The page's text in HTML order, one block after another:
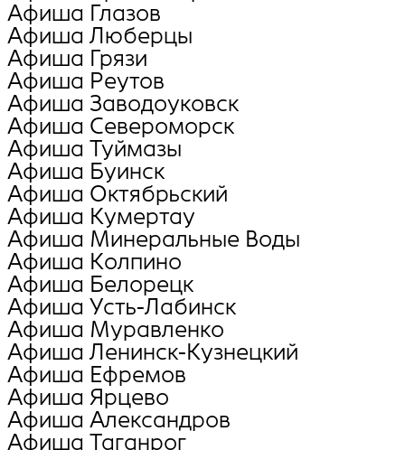
Афиша Глазов
Афиша Люберцы
Афиша Грязи
Афиша Реутов
Афиша Заводоуковск
Афиша Североморск
Афиша Туймазы
Афиша Буинск
Афиша Октябрьский
Афиша Кумертау
Афиша Минеральные Воды
Афиша Колпино
Афиша Белорецк
Афиша Усть-Лабинск
Афиша Муравленко
Афиша Ленинск-Кузнецкий
Афиша Ефремов
Афиша Ярцево
Афиша Александров
Афиша Таганрог